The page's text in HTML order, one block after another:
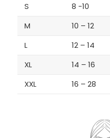
S
8 -10
M
10 – 12
L
12 – 14
XL
14 – 16
XXL
16 – 28